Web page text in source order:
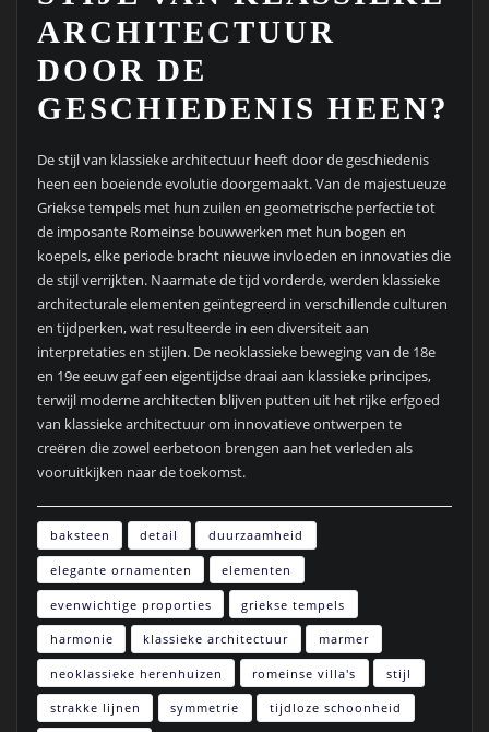
ARCHITECTUUR
DOOR DE
GESCHIEDENIS HEEN?
De stijl van klassieke architectuur heeft door de geschiedenis
heen een boeiende evolutie doorgemaakt. Van de majestueuze
Griekse tempels met hun zuilen en geometrische perfectie tot
de imposante Romeinse bouwwerken met hun bogen en
koepels, elke periode bracht nieuwe invloeden en innovaties die
de stijl verrijkten. Naarmate de tijd vorderde, werden klassieke
architecturale elementen geïntegreerd in verschillende culturen
en tijdperken, wat resulteerde in een diversiteit aan
interpretaties en stijlen. De neoklassieke beweging van de 18e
en 19e eeuw gaf een eigentijdse draai aan klassieke principes,
terwijl moderne architecten blijven putten uit het rijke erfgoed
van klassieke architectuur om innovatieve ontwerpen te
creëren die zowel eerbetoon brengen aan het verleden als
vooruitkijken naar de toekomst.
baksteen detail duurzaamheid
elegante ornamenten elementen
evenwichtige proporties griekse tempels
harmonie klassieke architectuur marmer
neoklassieke herenhuizen romeinse villa's stijl
strakke lijnen symmetrie tijdloze schoonheid